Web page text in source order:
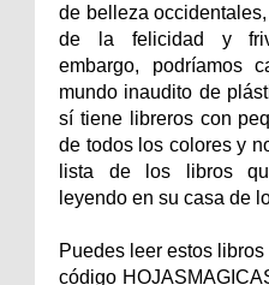
de belleza
de la felicidad y
embargo, podríamos
mundo inaudito de
sí tiene libreros con
de todos los colores y
lista de los libros
leyendo en su casa de
Puedes leer estos
código